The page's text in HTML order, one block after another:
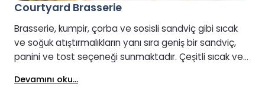
Courtyard Brasserie
Brasserie, kumpir, çorba ve sosisli sandviç gibi sıcak
ve soğuk atıştırmalıkların yanı sıra geniş bir sandviç,
panini ve tost seçeneği sunmaktadır. Çeşitli sıcak ve
sırasında yemek veya hızlı bir atıştırmalık için kolay ve
Devamını oku...